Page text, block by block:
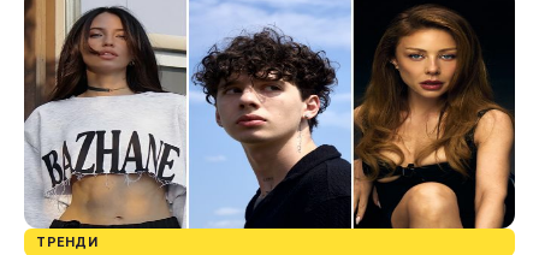
ТРЕНДИ